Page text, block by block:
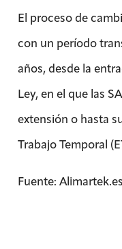
El proceso de
con un período
años, desde la
Ley, en el que las
extensión o hasta
Trabajo Temporal
Fuente: Alimartek.es